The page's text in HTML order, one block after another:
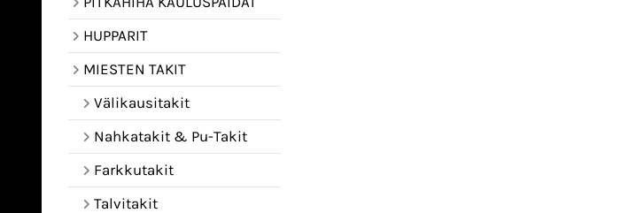
HUPPARIT
MIESTEN TAKIT
Välikausitakit
Nahkatakit & Pu-Takit
Farkkutakit
Talvitakit